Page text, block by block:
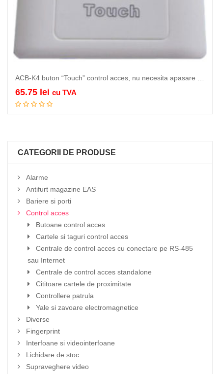
65.75 lei cu TVA
CATEGORII DE PRODUSE
Alarme
Antifurt magazine EAS
Bariere si porti
Control acces
Butoane control acces
Cartele si taguri control acces
Centrale de control acces cu conectare pe RS-485
sau Internet
Centrale de control acces standalone
Cititoare cartele de proximitate
Controllere patrula
Yale si zavoare electromagnetice
Diverse
Fingerprint
Interfoane si videointerfoane
Lichidare de stoc
Supraveghere video